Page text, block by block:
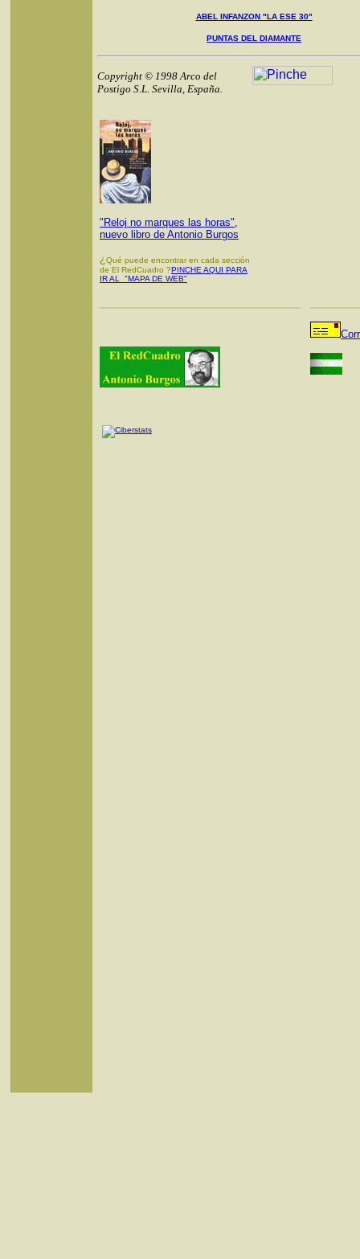
ABEL INFANZON "LA ESE 30"
PUNTAS DEL DIAMANTE
Copyright © 1998 Arco del
Postigo S.L. Sevilla, España.
"Reloj no marques las horas",
nuevo libro de Antonio Burgos
¿ Qué puede encontrar en cada sección
de El RedCuadro ?PINCHE AQUI PARA
IR AL "MAPA DE WEB"